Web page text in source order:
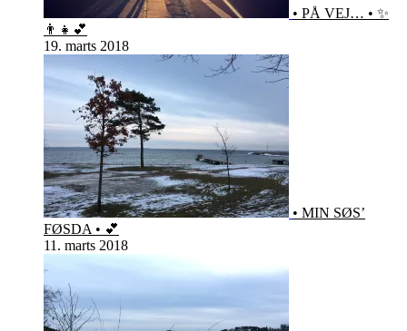
• PÅ VEJ… • ✨
👨‍👧💕
19. marts 2018
• MIN SØS’
FØSDA • 💕
11. marts 2018